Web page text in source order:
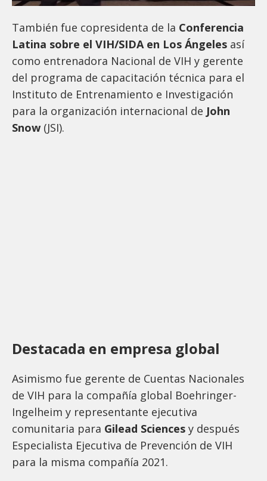
También fue copresidenta de la Conferencia
Latina sobre el VIH/SIDA en Los Ángeles así
como entrenadora Nacional de VIH y gerente
del programa de capacitación técnica para el
Instituto de Entrenamiento e Investigación
para la organización internacional de John
Snow (JSI).
Destacada en empresa global
Asimismo fue gerente de Cuentas Nacionales
de VIH para la compañía global Boehringer-
Ingelheim y representante ejecutiva
comunitaria para Gilead Sciences y después
Especialista Ejecutiva de Prevención de VIH
para la misma compañía 2021.